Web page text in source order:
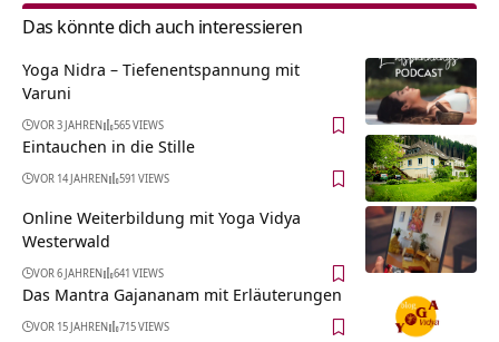
Das könnte dich auch interessieren
Yoga Nidra – Tiefenentspannung mit
Varuni
VOR 3 JAHREN 565 VIEWS
Eintauchen in die Stille
VOR 14 JAHREN 591 VIEWS
Online Weiterbildung mit Yoga Vidya
Westerwald
VOR 6 JAHREN 641 VIEWS
Das Mantra Gajananam mit Erläuterungen
VOR 15 JAHREN 715 VIEWS